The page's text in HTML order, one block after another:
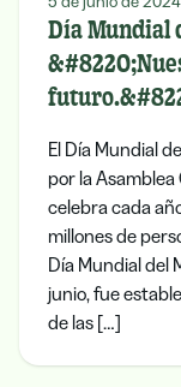
Día Mundial
El Día Mundial
por la Asamblea
celebra cada
millones de
Día Mundial del
junio, fue
de las […]